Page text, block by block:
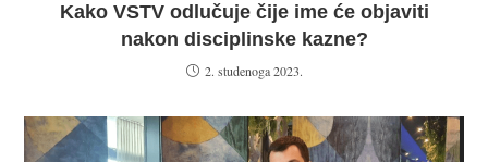
Kako VSTV odlučuje čije ime će objaviti
nakon disciplinske kazne?
2. studenoga 2023.